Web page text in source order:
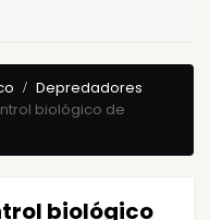
Depredadores
biológico de
biológico